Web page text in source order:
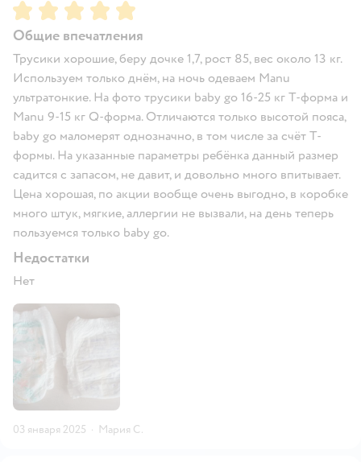
Рейтинг:5
Общие впечатления
Трусики хорошие, беру дочке 1,7, рост 85, вес около 13 кг.
Используем только днём, на ночь одеваем Manu
ультратонкие. На фото трусики baby go 16-25 кг T-форма и
Manu 9-15 кг Q-форма. Отличаются только высотой пояса,
baby go маломерят однозначно, в том числе за счёт Т-
формы. На указанные параметры ребёнка данный размер
садится с запасом, не давит, и довольно много впитывает.
Цена хорошая, по акции вообще очень выгодно, в коробке
много штук, мягкие, аллергии не вызвали, на день теперь
пользуемся только baby go.
Недостатки
Нет
03 января 2025 · Мария С.